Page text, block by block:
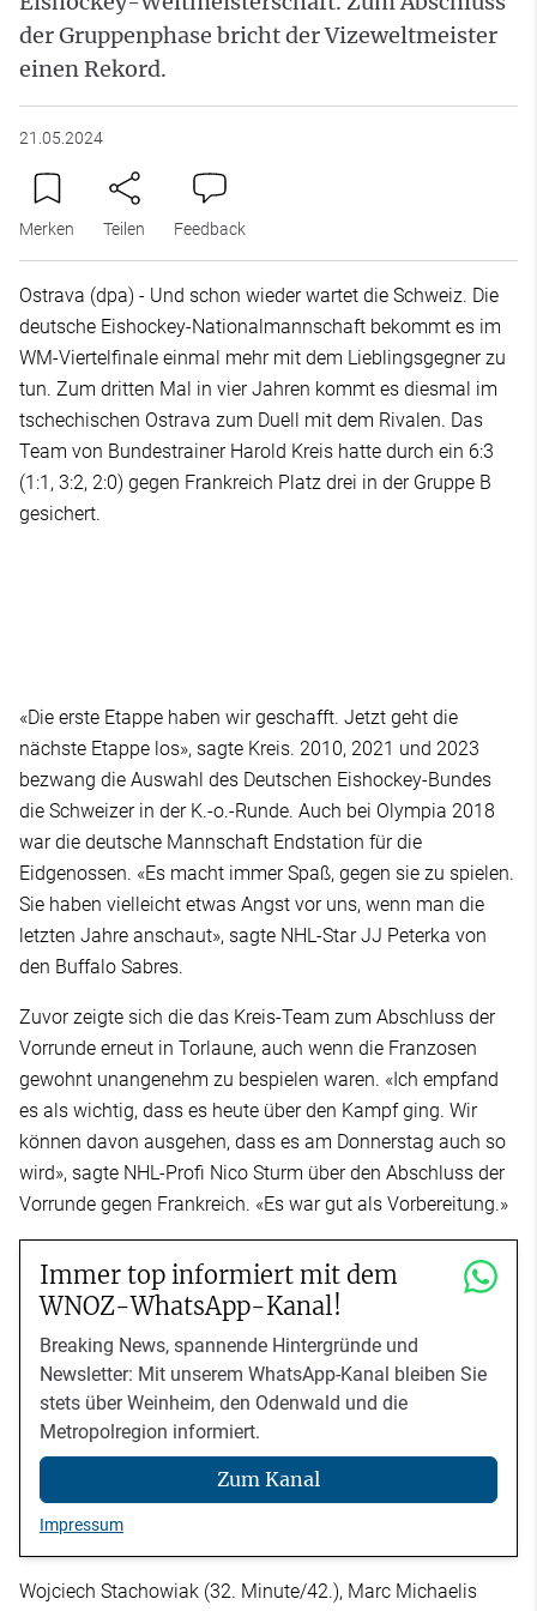
der Gruppenphase bricht der Vizeweltmeister
einen Rekord.
21.05.2024
Merken Teilen Feedback
Ostrava (dpa) - Und schon wieder wartet die Schweiz. Die
deutsche Eishockey-Nationalmannschaft bekommt es im
WM-Viertelfinale einmal mehr mit dem Lieblingsgegner zu
tun. Zum dritten Mal in vier Jahren kommt es diesmal im
tschechischen Ostrava zum Duell mit dem Rivalen. Das
Team von Bundestrainer Harold Kreis hatte durch ein 6:3
(1:1, 3:2, 2:0) gegen Frankreich Platz drei in der Gruppe B
gesichert.
«Die erste Etappe haben wir geschafft. Jetzt geht die
nächste Etappe los», sagte Kreis. 2010, 2021 und 2023
bezwang die Auswahl des Deutschen Eishockey-Bundes
die Schweizer in der K.-o.-Runde. Auch bei Olympia 2018
war die deutsche Mannschaft Endstation für die
Eidgenossen. «Es macht immer Spaß, gegen sie zu spielen.
Sie haben vielleicht etwas Angst vor uns, wenn man die
letzten Jahre anschaut», sagte NHL-Star JJ Peterka von
den Buffalo Sabres.
Zuvor zeigte sich die das Kreis-Team zum Abschluss der
Vorrunde erneut in Torlaune, auch wenn die Franzosen
gewohnt unangenehm zu bespielen waren. «Ich empfand
es als wichtig, dass es heute über den Kampf ging. Wir
können davon ausgehen, dass es am Donnerstag auch so
wird», sagte NHL-Profi Nico Sturm über den Abschluss der
Vorrunde gegen Frankreich. «Es war gut als Vorbereitung.»
Immer top informiert mit dem
WNOZ-WhatsApp-Kanal!
Breaking News, spannende Hintergründe und
Newsletter: Mit unserem WhatsApp-Kanal bleiben Sie
stets über Weinheim, den Odenwald und die
Metropolregion informiert.
Zum Kanal
Impressum
Wojciech Stachowiak (32. Minute/42.), Marc Michaelis